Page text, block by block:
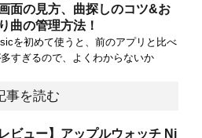
面の見方、曲探しのコツ&お
曲の管理方法！
を初めて使うと、前のアプリと比べ
すぎるので、よくわからないか
事を読む
レビュー】アップルウォッチ Ni